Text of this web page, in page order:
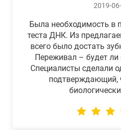
2019-
Была необходимость в
теста ДНК. Из
всего было достать
Переживал – будет ли
Специалисты сделали
подтверждающий,